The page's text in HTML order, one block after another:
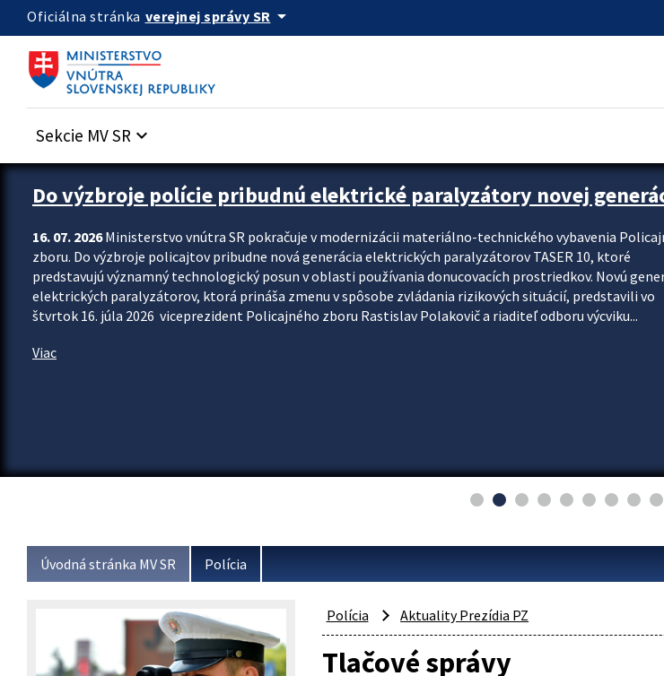
Preskocit na hlavný obsah
Oficiálna stránka verejnej správy SR arrow_drop_down
Sekcie MV SR keyboard_arrow_down
Zastavit automatický posun upútavok
Do výzbroje polície pribudnú elektrické paralyzátory novej
16. 07. 2026Ministerstvo vnútra SR pokračuje v modernizácii materiálno-technického vybavenia
zboru. Do výzbroje policajtov pribudne nová generácia elektrických paralyzátorov TASER 10, ktoré
predstavujú významný technologický posun v oblasti používania donucovacích prostriedkov. Novú
elektrických paralyzátorov, ktorá prináša zmenu v spôsobe zvládania rizikových situácií, predstavili vo
štvrtok 16. júla 2026 viceprezident Policajného zboru Rastislav Polakovič a riaditeľ odboru výcviku...
Viac
Úvodná stránka MV SR Polícia
Polícia Aktuality Prezídia PZ
Tlačové správy